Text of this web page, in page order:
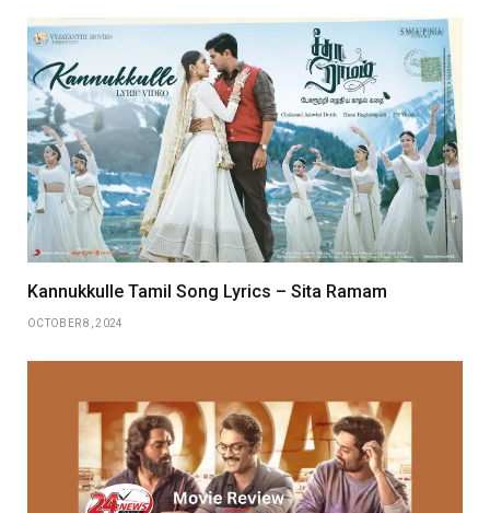
Kannukkulle Tamil Song Lyrics – Sita Ramam
OCTOBER 8, 2024